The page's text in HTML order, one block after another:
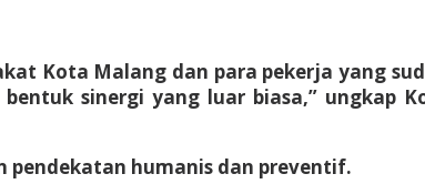
Kota Malang dan para pekerja yang
sinergi yang luar biasa,” ungkap
pendekatan humanis dan preventif.